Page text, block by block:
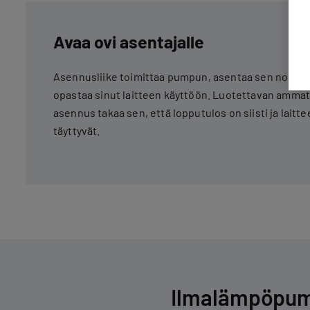
Avaa ovi asentajalle
Asennusliike toimittaa pumpun, asentaa sen
opastaa sinut laitteen käyttöön. Luotettavan
asennus takaa sen, että lopputulos on siisti ja
täyttyvät.